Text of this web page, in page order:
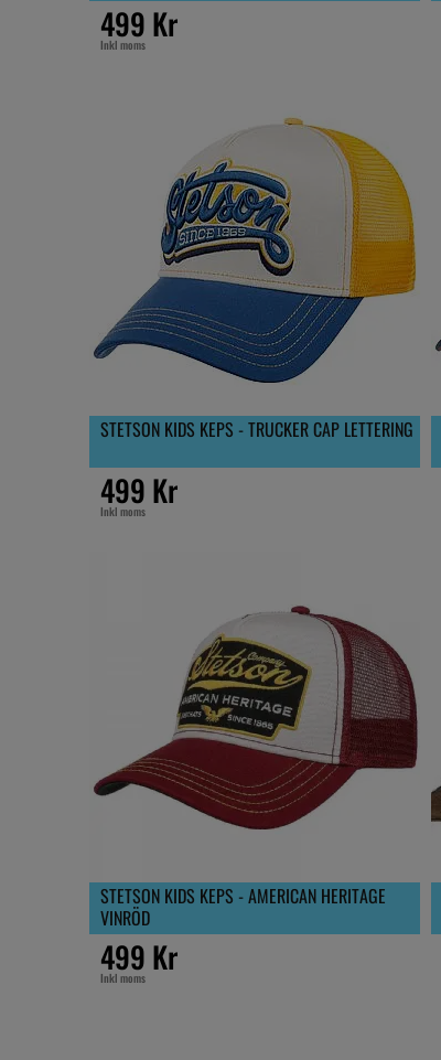
499 Kr
Inkl moms
STETSON KIDS KEPS - TRUCKER CAP LETTERING
499 Kr
Inkl moms
STETSON KIDS KEPS - AMERICAN HERITAGE
VINRÖD
499 Kr
Inkl moms